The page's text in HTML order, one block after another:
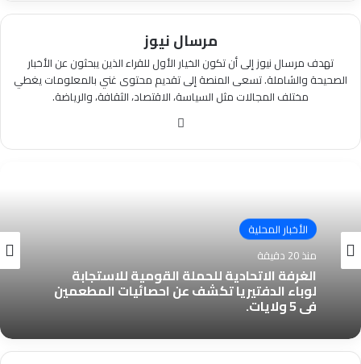
مرسال نيوز
تهدف مرسال نيوز إلى أن تكون الخيار الأول للقراء الذين يبحثون عن الأخبار
الصحيحة والشاملة. تسعى المنصة إلى تقديم محتوى غني بالمعلومات يغطي
مختلف المجالات مثل السياسة، الاقتصاد، الثقافة، والرياضة.
الأخبار المحلية
منذ 20 دقيقة
الغرفة الاتحادية للحملة القومية للاستجابة
لوباء الدفتيريا تكشف عن احصائيات المطعمين
في 5 ولايات.